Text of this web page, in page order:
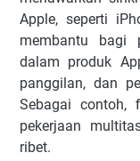
Apple, seperti
membantu bagi
dalam produk
panggilan, dan
Sebagai contoh,
pekerjaan
ribet.